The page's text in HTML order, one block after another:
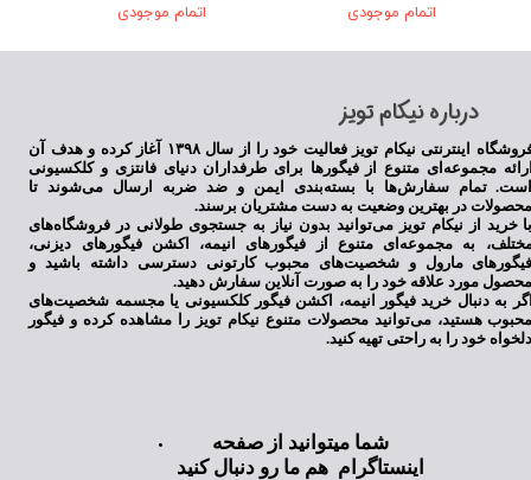
اتمام موجودی اتمام موجودی
​درباره نیکام تویز
فروشگاه اینترنتی نیکام تویز فعالیت خود را از سال ۱۳۹۸ آغاز کرده و هدف آن
مجموعه‌ای متنوع از فیگورها برای طرفداران دنیای فانتزی و کلکسیونی
تمام سفارش‌ها با بسته‌بندی ایمن و ضد ضربه ارسال می‌شوند تا
در بهترین وضعیت به دست مشتریان برسند.
خرید از نیکام تویز می‌توانید بدون نیاز به جستجوی طولانی در فروشگاه‌های
به مجموعه‌ای متنوع از فیگورهای انیمه، اکشن فیگورهای دیزنی،
مارول و شخصیت‌های محبوب کارتونی دسترسی داشته باشید و
مورد علاقه خود را به صورت آنلاین سفارش دهید.
به دنبال خرید فیگور انیمه، اکشن فیگور کلکسیونی یا مجسمه شخصیت‌های
هستید، می‌توانید محصولات متنوع نیکام تویز را مشاهده کرده و فیگور
خود را به راحتی تهیه کنید.
شما میتوانید از صفحه
اینستاگرام هم ما رو دنبال کنید